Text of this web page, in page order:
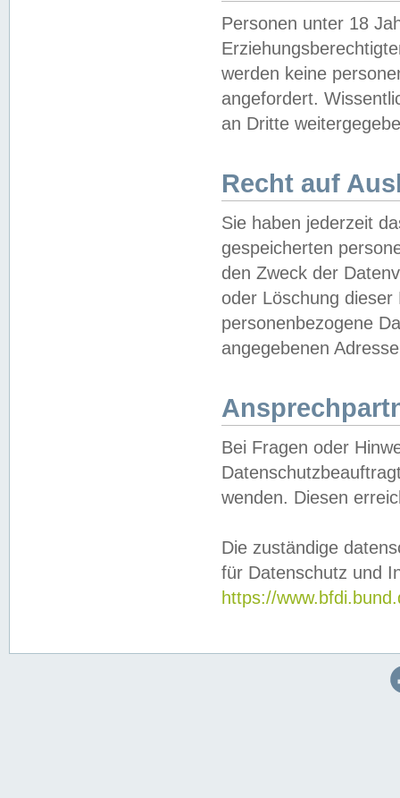
Personen unter 18
werden keine
angefordert.
an Dritte
Recht auf
Sie haben jederzeit
gespeicherten
den Zweck der
oder Löschung
personenbezogene
angegebenen
Bei Fragen oder
wenden. Diesen
Die zuständige
für Datenschutz und
https://